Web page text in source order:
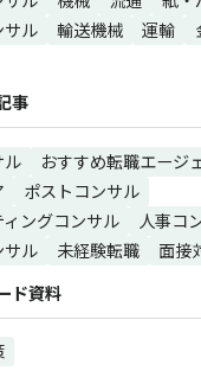
サル
輸送機械 運輸
事
ル
おすすめ転職エージ
ポストコンサル
ングコンサル
人事コ
サル
未経験転職
面接
ド資料